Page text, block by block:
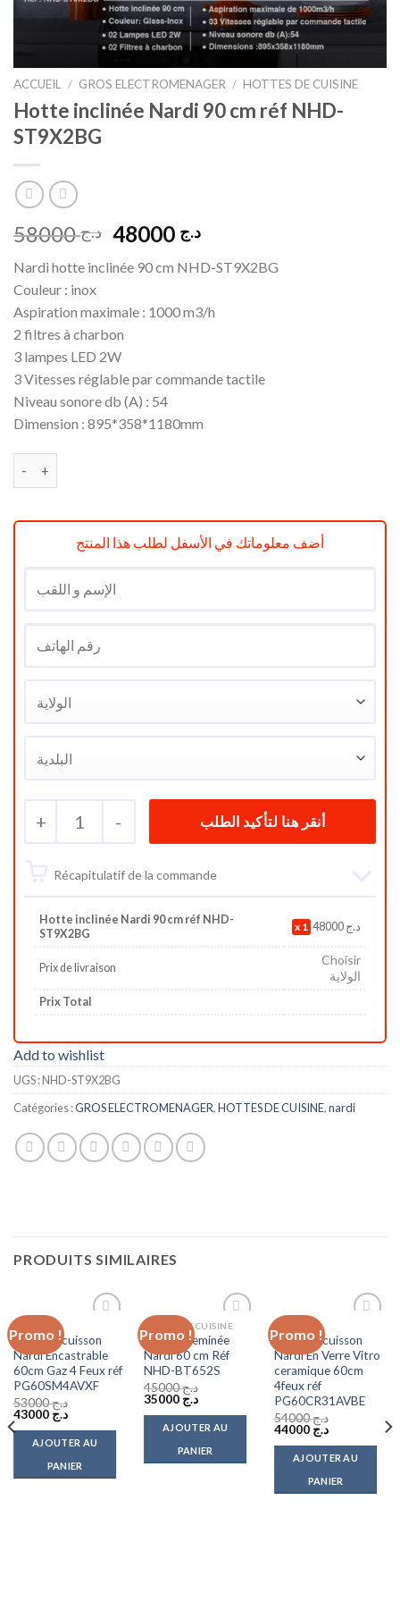
ACCUEIL / GROS ELECTROMENAGER / HOTTES DE CUISINE
Hotte inclinée Nardi 90 cm réf NHD-
ST9X2BG
د.ج58000
Le
initial
د.ج 58000.
د.جLe
actuel
Nardi hotte inclinée 90 cm NHD-ST9X2BG
Couleur : inox
Aspiration maximale : 1000 m3/h
2 filtres à charbon
3 lampes LED 2W
3 Vitesses réglable par commande tactile
Niveau sonore db (A) : 54
Dimension : 895*358*1180mm
أضف معلوماتك في الأسفل لطلب هذا المنتج
+ 1 -
Récapitulatif de la commande
Hotte inclinée Nardi 90 cm réf NHD-
ST9X2BG
1 48000 د.ج
Prix de livraison
Choisir
الولاية
Prix Total
Add to wishlist
UGS :NHD-ST9X2BG
Catégories :GROS ELECTROMENAGER,HOTTES DE CUISINE,nardi
PRODUITS SIMILAIRES
Promo !
wishlist
Table de cuisson
Nardi Encastrable
60cm Gaz 4 Feux réf
PG60SM4AVXF
د.ج53000
Le
prix
initial
était :
د.ج 53000.
د.ج 43000
Le
actuel
est :
AJOUTER AU
PANIER
Promo !
Add to
wishlist
HOTTES DE CUISINE
Hotte cheminée
Nardi 60 cm Réf
NHD-BT652S
د.ج45000
Le
initial
était :
د.ج 45000.
د.ج 35000
Le
actuel
est :
AJOUTER AU
PANIER
Promo !
wishlist
Table de cuisson
Nardi En Verre Vitro
ceramique 60cm
4feux réf
PG60CR31AVBE
د.ج54000
Le
initial
était :
د.ج 54000.
د.ج 44000
Le
actuel
est :
AJOUTER AU
PANIER